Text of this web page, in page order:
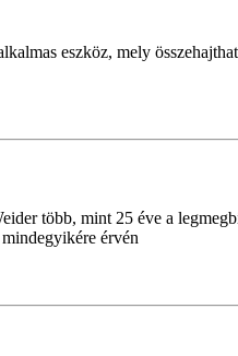
eszköz, mely
több, mint 25 éve a
érvén